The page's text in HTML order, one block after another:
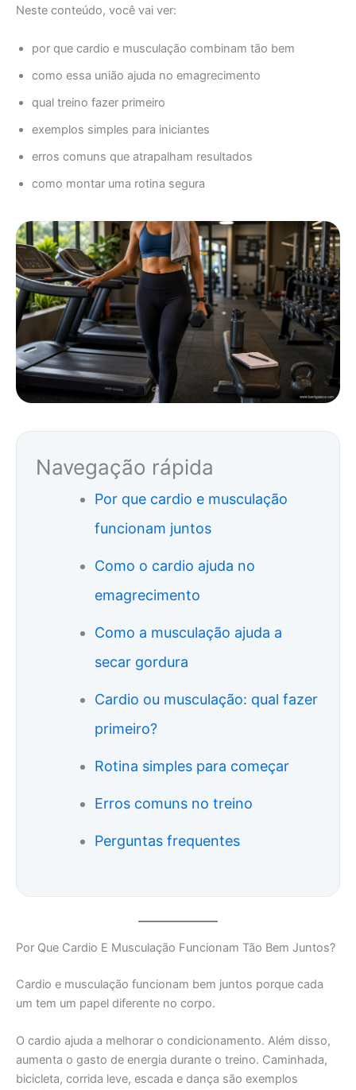
Neste conteúdo, você vai ver:
por que cardio e musculação combinam tão bem
como essa união ajuda no emagrecimento
qual treino fazer primeiro
exemplos simples para iniciantes
erros comuns que atrapalham resultados
como montar uma rotina segura
Navegação rápida
Por que cardio e musculação
funcionam juntos
Como o cardio ajuda no
emagrecimento
Como a musculação ajuda a
secar gordura
Cardio ou musculação: qual fazer
primeiro?
Rotina simples para começar
Erros comuns no treino
Perguntas frequentes
Por Que Cardio E Musculação Funcionam Tão Bem Juntos?
Cardio e musculação funcionam bem juntos porque cada
um tem um papel diferente no corpo.
O cardio ajuda a melhorar o condicionamento. Além disso,
aumenta o gasto de energia durante o treino. Caminhada,
bicicleta, corrida leve, escada e dança são exemplos